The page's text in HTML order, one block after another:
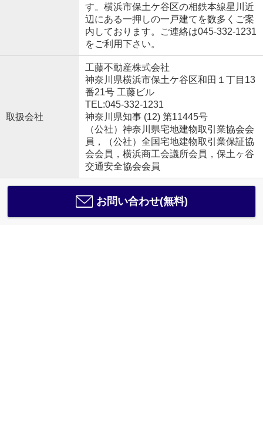
す。横浜市保土ケ谷区の相鉄本線星川近
辺にある一押しの一戸建てを数多くご案
内しております。ご連絡は045-332-1231
をご利用下さい。
取扱会社
工藤不動産株式会社
神奈川県横浜市保土ケ谷区和田１丁目13
番21号 工藤ビル
TEL:045-332-1231
神奈川県知事 (12) 第11445号
（公社）神奈川県宅地建物取引業協会会
員，（公社）全国宅地建物取引業保証協
会会員，横浜商工会議所会員，保土ヶ谷
交通安全協会会員
お問い合わせ(無料)